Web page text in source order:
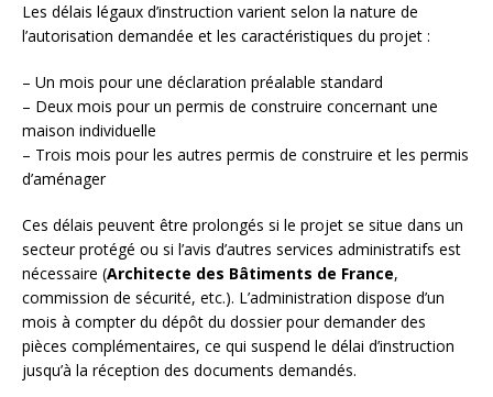
Les délais légaux d’instruction varient selon la nature de
l’autorisation demandée et les caractéristiques du projet :
– Un mois pour une déclaration préalable standard
– Deux mois pour un permis de construire concernant une
maison individuelle
– Trois mois pour les autres permis de construire et les permis
d’aménager
Ces délais peuvent être prolongés si le projet se situe dans un
secteur protégé ou si l’avis d’autres services administratifs est
nécessaire (Architecte des Bâtiments de France,
commission de sécurité, etc.). L’administration dispose d’un
mois à compter du dépôt du dossier pour demander des
pièces complémentaires, ce qui suspend le délai d’instruction
jusqu’à la réception des documents demandés.